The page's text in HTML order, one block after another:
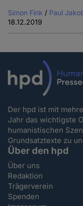
Simon Fink / Paul
18.12.2019
Der hpd ist mit
Jahr das wichtigste
humanistischen
Grundsatztexte zu
Über den hpd
Über uns
Redaktion
Trägerverein
Spenden